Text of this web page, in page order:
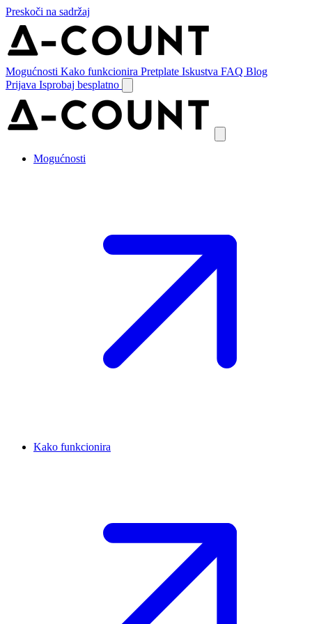
Preskoči na sadržaj
Mogućnosti Kako funkcionira Pretplate Iskustva FAQ Blog
Prijava Isprobaj besplatno
Mogućnosti
Kako funkcionira